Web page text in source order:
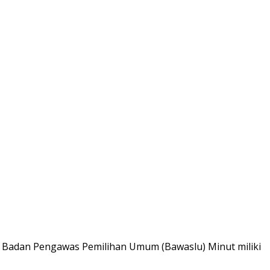
Pengawas Pemilihan Umum (Bawaslu) Minut miliki